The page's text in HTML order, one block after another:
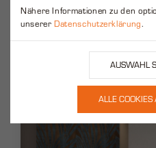
Nähere Informationen zu den
unsererDatenschutzerklärung.